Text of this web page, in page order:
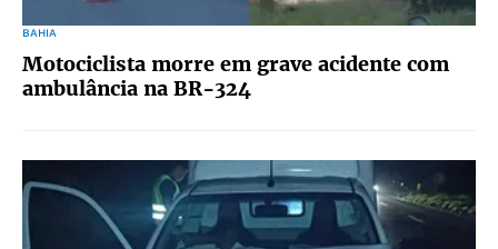
BAHIA
Motociclista morre em grave acidente com
ambulância na BR-324